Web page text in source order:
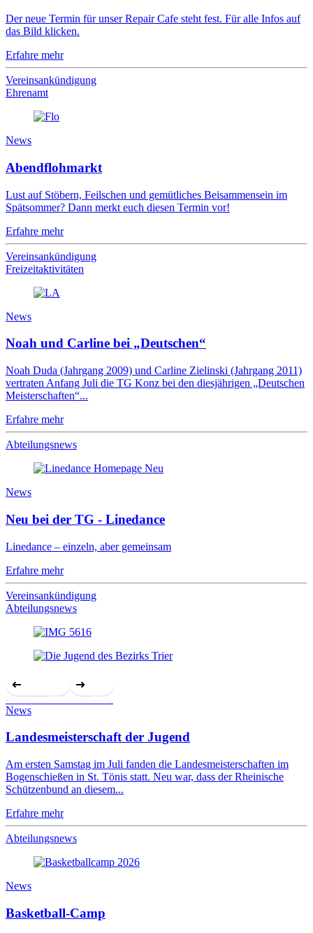
Der neue Termin für unser Repair Cafe steht fest. Für alle Infos auf
das Bild klicken.
Erfahre mehr
Vereinsankündigung
Ehrenamt
News
Abendflohmarkt
Lust auf Stöbern, Feilschen und gemütliches Beisammensein im
Spätsommer? Dann merkt euch diesen Termin vor!
Erfahre mehr
Vereinsankündigung
Freizeitaktivitäten
News
Noah und Carline bei „Deutschen“
Noah Duda (Jahrgang 2009) und Carline Zielinski (Jahrgang 2011)
vertraten Anfang Juli die TG Konz bei den diesjährigen „Deutschen
Meisterschaften“...
Erfahre mehr
Abteilungsnews
News
Neu bei der TG - Linedance
Linedance – einzeln, aber gemeinsam
Erfahre mehr
Vereinsankündigung
Abteilungsnews
Previous Slide Next Slide
News
Landesmeisterschaft der Jugend
Am ersten Samstag im Juli fanden die Landesmeisterschaften im
Bogenschießen in St. Tönis statt. Neu war, dass der Rheinische
Schützenbund an diesem...
Erfahre mehr
Abteilungsnews
News
Basketball-Camp